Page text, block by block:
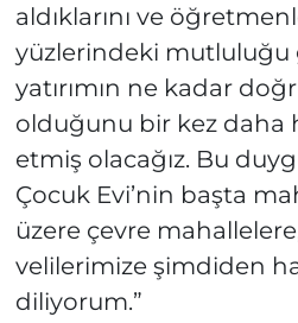
aldıklarını ve
yüzlerindeki mutluluğu
yatırımın ne kadar
olduğunu bir kez daha
etmiş olacağız. Bu
Çocuk Evi’nin başta
üzere çevre
velilerimize şimdiden
diliyorum.”